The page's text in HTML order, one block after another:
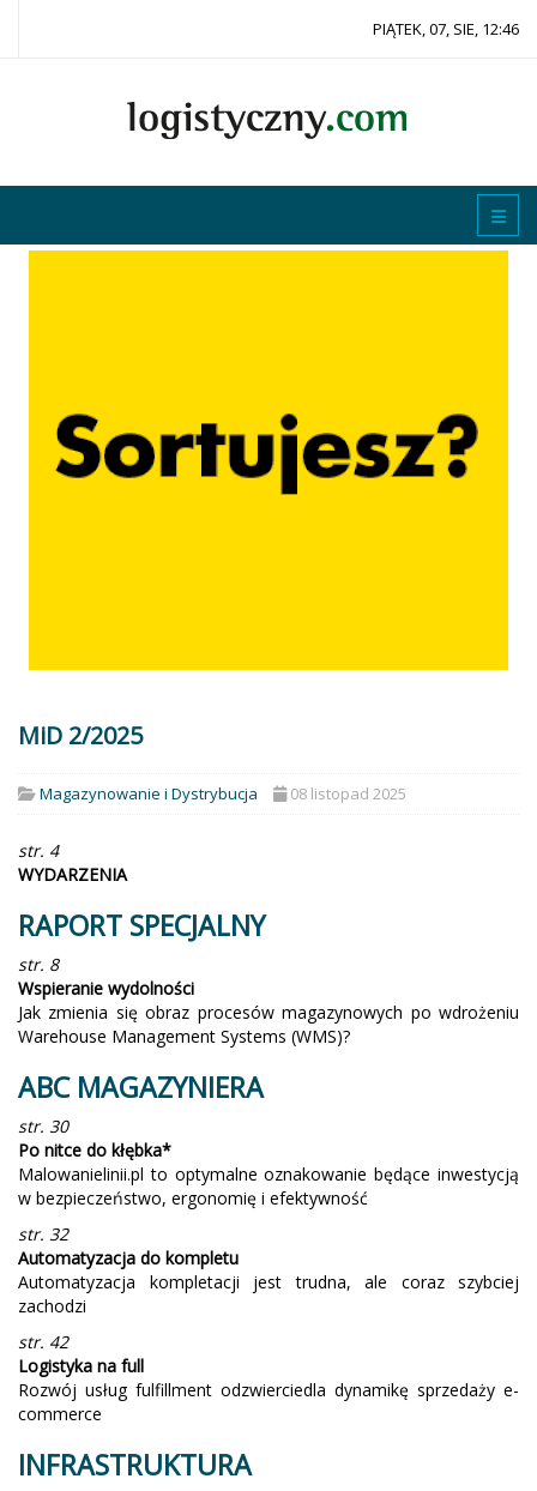
PIĄTEK, 07, SIE, 12:46
MiD 2/2025
Magazynowanie i Dystrybucja 08 listopad 2025
str. 4
WYDARZENIA
RAPORT SPECJALNY
str. 8
Wspieranie wydolności
Jak zmienia się obraz procesów magazynowych po wdrożeniu
Warehouse Management Systems (WMS)?
ABC MAGAZYNIERA
str. 30
Po nitce do kłębka*
Malowanielinii.pl to optymalne oznakowanie będące inwestycją
w bezpieczeństwo, ergonomię i efektywność
str. 32
Automatyzacja do kompletu
Automatyzacja kompletacji jest trudna, ale coraz szybciej
zachodzi
str. 42
Logistyka na full
Rozwój usług fulfillment odzwierciedla dynamikę sprzedaży e-
commerce
INFRASTRUKTURA